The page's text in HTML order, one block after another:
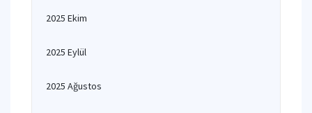
2025 Ekim
2025 Eylül
2025 Ağustos